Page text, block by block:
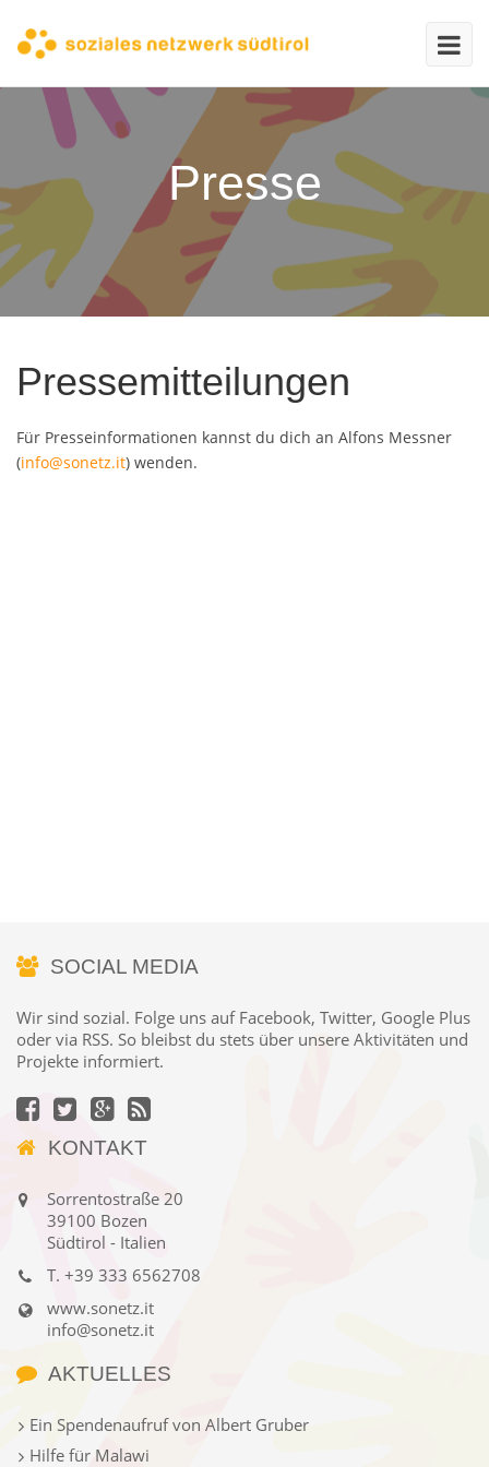
Presse
Pressemitteilungen
Für Presseinformationen kannst du dich an Alfons Messner
(info@sonetz.it) wenden.
SOCIAL MEDIA
Wir sind sozial. Folge uns auf Facebook, Twitter, Google Plus
oder via RSS. So bleibst du stets über unsere Aktivitäten und
Projekte informiert.
KONTAKT
Sorrentostraße 20
39100 Bozen
Südtirol - Italien
T. +39 333 6562708
www.sonetz.it
info@sonetz.it
AKTUELLES
Ein Spendenaufruf von Albert Gruber
Hilfe für Malawi